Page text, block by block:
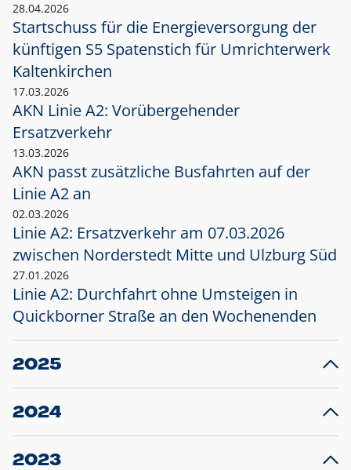
28.04.2026
Startschuss für die Energieversorgung der
künftigen S5 Spatenstich für Umrichterwerk
Kaltenkirchen
17.03.2026
AKN Linie A2: Vorübergehender
Ersatzverkehr
13.03.2026
AKN passt zusätzliche Busfahrten auf der
Linie A2 an
02.03.2026
Linie A2: Ersatzverkehr am 07.03.2026
zwischen Norderstedt Mitte und Ulzburg Süd
27.01.2026
Linie A2: Durchfahrt ohne Umsteigen in
Quickborner Straße an den Wochenenden
2025
23.12.2025
Projekt S5: Start der Bauarbeiten am
2024
10.12.2024
Großprojekt S5: Sperrung der Bahnstraße in
2023